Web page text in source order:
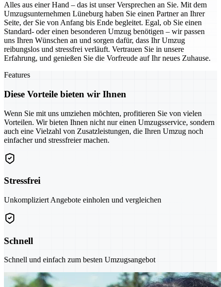
Alles aus einer Hand – das ist unser Versprechen an Sie. Mit dem
Umzugsunternehmen Lüneburg haben Sie einen Partner an Ihrer
Seite, der Sie von Anfang bis Ende begleitet. Egal, ob Sie einen
Standard- oder einen besonderen Umzug benötigen – wir passen
uns Ihren Wünschen an und sorgen dafür, dass Ihr Umzug
reibungslos und stressfrei verläuft. Vertrauen Sie in unsere
Erfahrung, und genießen Sie die Vorfreude auf Ihr neues Zuhause.
Features
Diese Vorteile bieten wir Ihnen
Wenn Sie mit uns umziehen möchten, profitieren Sie von vielen
Vorteilen. Wir bieten Ihnen nicht nur einen Umzugsservice, sondern
auch eine Vielzahl von Zusatzleistungen, die Ihren Umzug noch
einfacher und stressfreier machen.
Stressfrei
Unkompliziert Angebote einholen und vergleichen
Schnell
Schnell und einfach zum besten Umzugsangebot